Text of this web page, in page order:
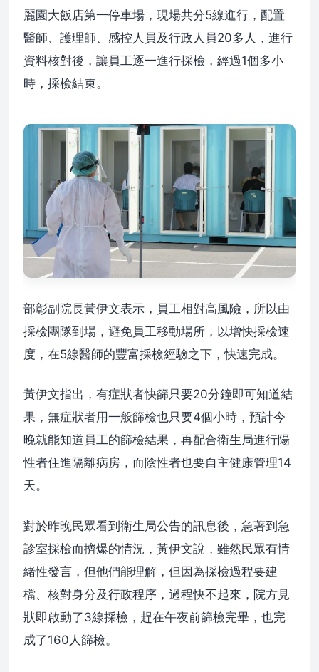
麗園大飯店第一停車場，現場共分5線進行，配置
醫師、護理師、感控人員及行政人員20多人，進行
資料核對後，讓員工逐一進行採檢，經過1個多小
時，採檢結束。
部彰副院長黃伊文表示，員工相對高風險，所以由
採檢團隊到場，避免員工移動場所，以增快採檢速
度，在5線醫師的豐富採檢經驗之下，快速完成。
黃伊文指出，有症狀者快篩只要20分鐘即可知道結
果，無症狀者用一般篩檢也只要4個小時，預計今
晚就能知道員工的篩檢結果，再配合衛生局進行陽
性者住進隔離病房，而陰性者也要自主健康管理14
天。
對於昨晚民眾看到衛生局公告的訊息後，急著到急
診室採檢而擠爆的情況，黃伊文說，雖然民眾有情
緒性發言，但他們能理解，但因為採檢過程要建
檔、核對身分及行政程序，過程快不起來，院方見
狀即啟動了3線採檢，趕在午夜前篩檢完畢，也完
成了160人篩檢。